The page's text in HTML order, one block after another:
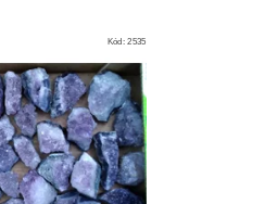
Kód:2535